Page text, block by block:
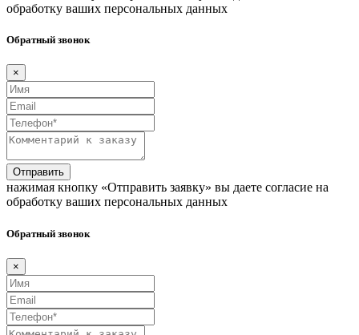
обработку ваших персональных данных
Обратный звонок
×
Отправить
нажимая кнопку «Отправить заявку» вы даете согласие на
обработку ваших персональных данных
Обратный звонок
×